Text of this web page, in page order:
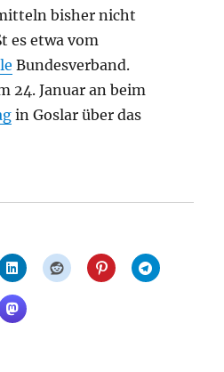
bisher nicht
es etwa vom
Bundesverband.
24. Januar an beim
in Goslar über das
Flieger verpasst: